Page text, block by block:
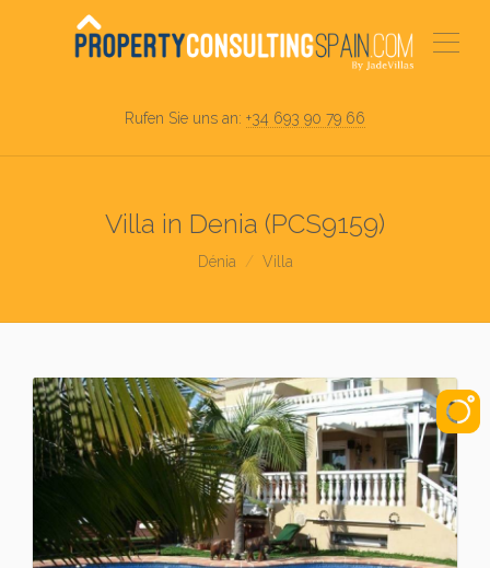
Rufen Sie uns an: +34 693 90 79 66
Villa in Denia (PCS9159)
Dénia Villa